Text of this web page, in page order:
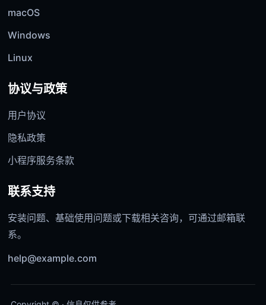
macOS
Windows
Linux
协议与政策
用户协议
隐私政策
小程序服务条款
联系支持
安装问题、基础使用问题或下载相关咨询，可通过邮箱联
系。
help@example.com